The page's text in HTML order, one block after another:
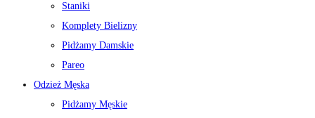
Staniki
Komplety Bielizny
Pidżamy Damskie
Pareo
Odzież Męska
Pidżamy Męskie